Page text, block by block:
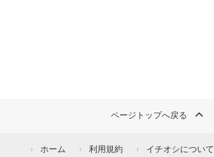
ページトップへ戻る
ホーム 利用規約 イチオシについて